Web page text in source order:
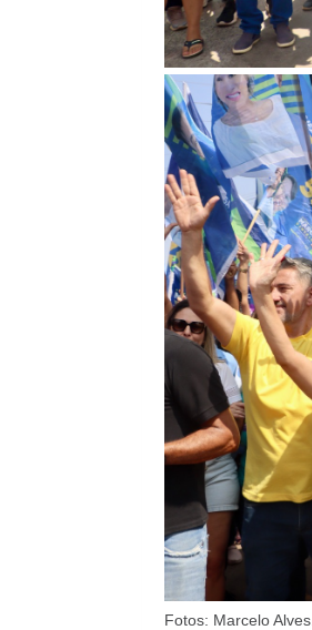
Fotos: Marcelo Alves.